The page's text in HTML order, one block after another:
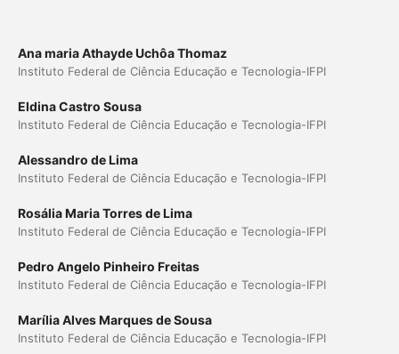
Ana maria Athayde Uchôa Thomaz
Instituto Federal de Ciência Educação e Tecnologia-IFPI
Eldina Castro Sousa
Instituto Federal de Ciência Educação e Tecnologia-IFPI
Alessandro de Lima
Instituto Federal de Ciência Educação e Tecnologia-IFPI
Rosália Maria Torres de Lima
Instituto Federal de Ciência Educação e Tecnologia-IFPI
Pedro Angelo Pinheiro Freitas
Instituto Federal de Ciência Educação e Tecnologia-IFPI
Marília Alves Marques de Sousa
Instituto Federal de Ciência Educação e Tecnologia-IFPI